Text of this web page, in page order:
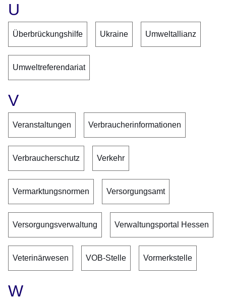
U
Überbrückungshilfe Ukraine Umweltallianz
Umweltreferendariat
V
Veranstaltungen Verbraucherinformationen
Verbraucherschutz Verkehr
Vermarktungsnormen Versorgungsamt
Versorgungsverwaltung Verwaltungsportal Hessen
Veterinärwesen VOB-Stelle Vormerkstelle
W